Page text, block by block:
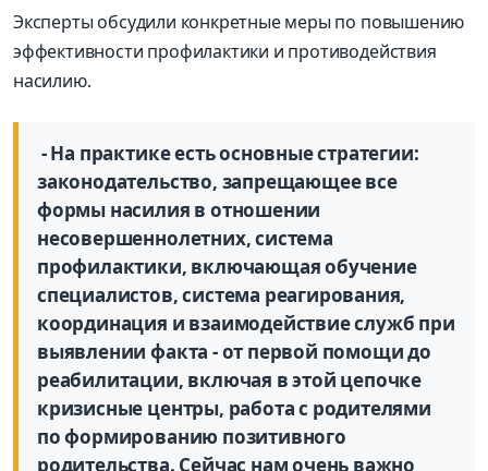
Эксперты обсудили конкретные меры по повышению
эффективности профилактики и противодействия
насилию.
- На практике есть основные стратегии:
законодательство, запрещающее все
формы насилия в отношении
несовершеннолетних, система
профилактики, включающая обу­чение
специалистов, система реагирования,
координация и взаимодействие служб при
выявлении факта - от первой помощи до
реабилитации, включая в этой цепочке
кризисные центры, работа с родителями
по формированию позитивного
родительства. Сейчас нам очень важно